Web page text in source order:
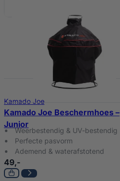
Kamado Joe
Kamado Joe Beschermhoes –
Junior
Weerbestendig & UV-bestendig
Perfecte pasvorm
Ademend & waterafstotend
49,-